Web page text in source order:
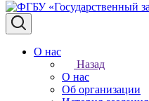
О нас
Назад
О нас
Об организации